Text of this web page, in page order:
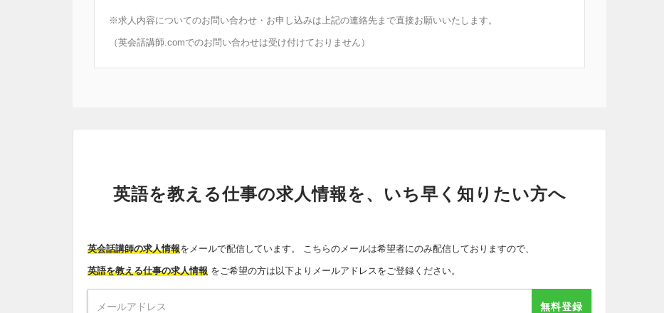
※求人内容についてのお問い合わせ・お申し込みは上記の連絡先まで直接お願いいたします。
（英会話講師.comでのお問い合わせは受け付けておりません）
英語を教える仕事の求人情報を、いち早く知りたい方へ
英会話講師の求人情報をメールで配信しています。 こちらのメールは希望者にのみ配信しておりますので、
英語を教える仕事の求人情報 をご希望の方は以下よりメールアドレスをご登録ください。
無料登録